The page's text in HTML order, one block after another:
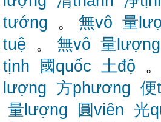
tướng 。 無vô 量
tuệ 。 無vô 量lượng
tịnh
國quốc 土độ 。
lượng 方phương 便
量lượng
圓viên 光